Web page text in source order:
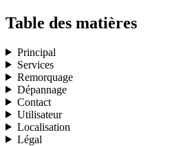
Table des matières
Principal
Services
Remorquage
Dépannage
Contact
Utilisateur
Localisation
Légal